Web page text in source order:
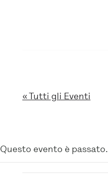
« Tutti gli Eventi
Questo evento è passato.